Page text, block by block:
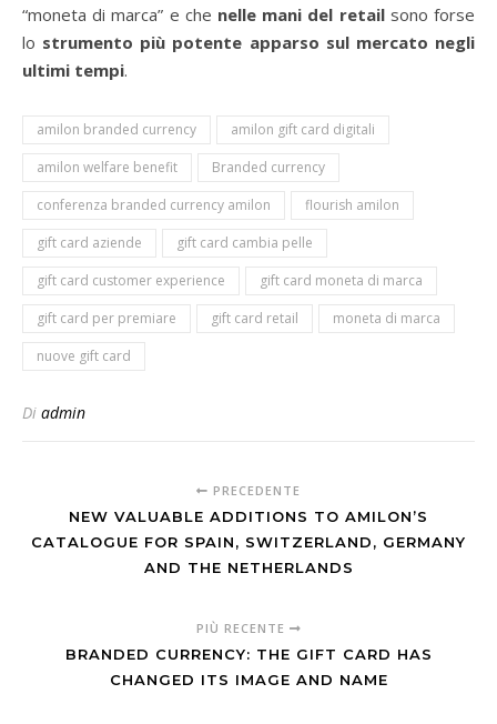
“moneta di marca” e che nelle mani del retailsono forse
lo strumento più potente apparso sul mercato negli
ultimi tempi.
amilon branded currency
amilon gift card digitali
amilon welfare benefit
Branded currency
conferenza branded currency amilon
flourish amilon
gift card aziende
gift card cambia pelle
gift card customer experience
gift card moneta di marca
gift card per premiare
gift card retail
moneta di marca
nuove gift card
Di admin
PRECEDENTE
NEW VALUABLE ADDITIONS TO AMILON’S
CATALOGUE FOR SPAIN, SWITZERLAND, GERMANY
AND THE NETHERLANDS
PIÙ RECENTE
BRANDED CURRENCY: THE GIFT CARD HAS
CHANGED ITS IMAGE AND NAME